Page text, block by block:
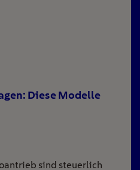
Diese Modelle
sind steuerlich